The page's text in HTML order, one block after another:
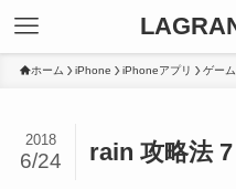
ホーム iPhone iPhoneアプリ ゲー
rain 攻略法
2018
6/24